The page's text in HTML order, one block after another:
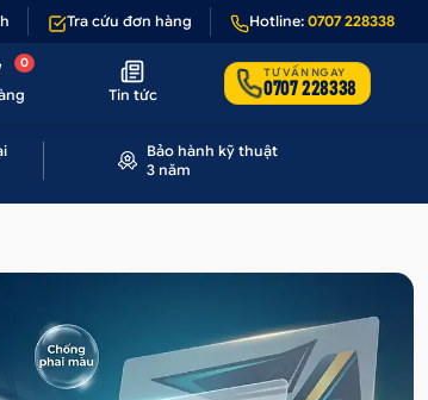
hoặc không đúng hình ảnh Giảm 50.000₫ phí vận
Tra cứu đơn hàng Hotline: 0707 228338
0
Tin tức
TƯ VẤN NGAY
0707 228338
Bảo hành kỹ thuật
3 năm